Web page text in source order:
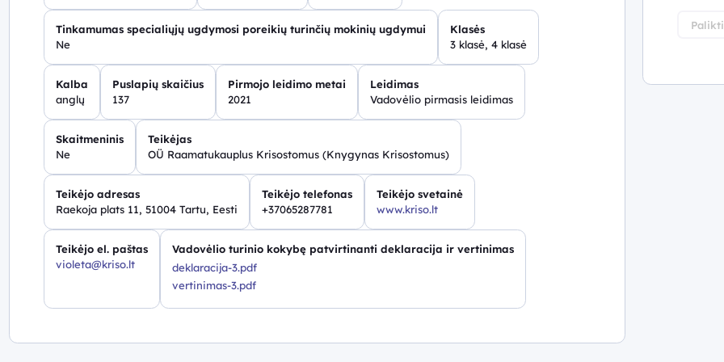
Tinkamumas specialiųjų ugdymosi poreikių turinčių mokinių ugdymui
Ne
Klasės
3 klasė, 4 klasė
Kalba
anglų
Puslapių skaičius
137
Pirmojo leidimo metai
2021
Leidimas
Vadovėlio pirmasis leidimas
Skaitmeninis
Ne
Teikėjas
OÜ Raamatukauplus Krisostomus (Knygynas Krisostomus)
Teikėjo adresas
Raekoja plats 11, 51004 Tartu, Eesti
Teikėjo telefonas
+37065287781
Teikėjo svetainė
www.kriso.lt
Teikėjo el. paštas
violeta@kriso.lt
Vadovėlio turinio kokybę patvirtinanti deklaracija ir vertinimas
deklaracija-3.pdf
vertinimas-3.pdf